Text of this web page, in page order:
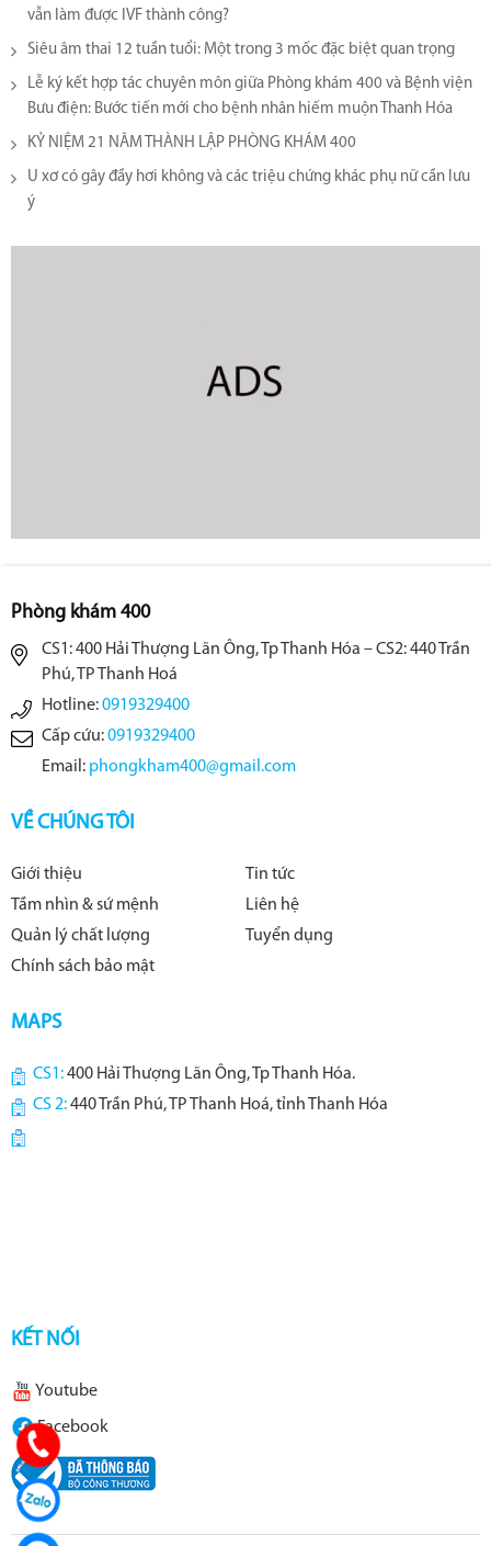
vẫn làm được IVF thành công?
Siêu âm thai 12 tuần tuổi: Một trong 3 mốc đặc biệt quan trọng
Lễ ký kết hợp tác chuyên môn giữa Phòng khám 400 và Bệnh viện
Bưu điện: Bước tiến mới cho bệnh nhân hiếm muộn Thanh Hóa
KỶ NIỆM 21 NĂM THÀNH LẬP PHÒNG KHÁM 400
U xơ có gây đầy hơi không và các triệu chứng khác phụ nữ cần lưu
ý
Phòng khám 400
CS1: 400 Hải Thượng Lãn Ông, Tp Thanh Hóa – CS2: 440 Trần
Phú, TP Thanh Hoá
Hotline:0919329400
Cấp cứu:0919329400
Email: phongkham400@gmail.com
VỀ CHÚNG TÔI
Giới thiệu
Tin tức
Tầm nhìn & sứ mệnh
Liên hệ
Quản lý chất lượng
Tuyển dụng
Chính sách bảo mật
MAPS
CS1:400 Hải Thượng Lãn Ông, Tp Thanh Hóa.
CS 2:440 Trần Phú, TP Thanh Hoá, tỉnh Thanh Hóa
KẾT NỐI
Youtube
Facebook